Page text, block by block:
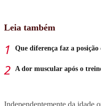
Leia também
Que diferença faz a posição
A dor muscular após o
Independentemente da idade